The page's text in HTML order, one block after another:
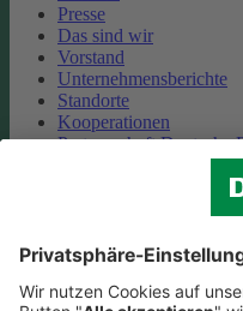
Presse
Das sind wir
Vorstand
Unternehmensberichte
Standorte
Kooperationen
Partnerschaft Deutsche